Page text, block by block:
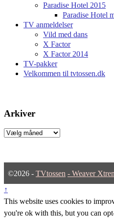
Paradise Hotel 2015
Paradise Hotel
TV anmeldelser
Vild med dans
X Factor
X Factor 2014
TV-pakker
Velkommen til tvtossen.dk
Arkiver
Arkiver
©2026 - TVtossen - Weaver
↑
This website uses cookies to
you're ok with this, but you can